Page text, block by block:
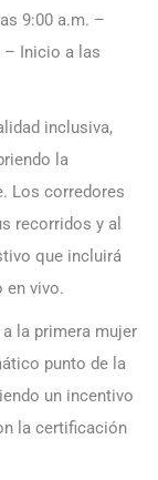
9:00 a.m. –
– Inicio a las
inclusiva,
la
Los corredores
recorridos y al
que incluirá
en vivo.
la primera mujer
punto de la
un incentivo
la certificación